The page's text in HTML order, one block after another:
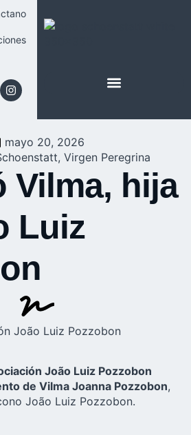
mayo 20, 2026
, Virgen Peregrina
Vilma, hija
Luiz
João Luiz Pozzobon
João Luiz Pozzobon
de Vilma Joanna Pozzobon,
João Luiz Pozzobon.